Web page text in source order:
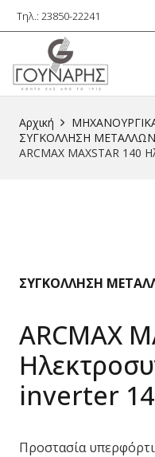
Τηλ.: 23850-22241
Αρχική
ΣΥΓΚΟΛΛΗΣΗ ΜΕΤΑΛΛΩΝ
ARCMAX MAXSTAR 140
ΣΥΓΚΟΛΛΗΣΗ
ARCMAX
inverter
Προστασία